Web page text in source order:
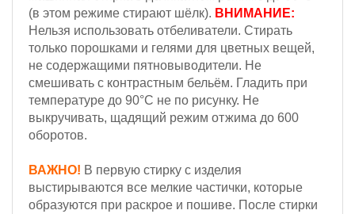
(в этом режиме стирают шёлк). ВНИМАНИЕ:
Нельзя использовать отбеливатели. Стирать
только порошками и гелями для цветных вещей,
не содержащими пятновыводители. Не
смешивать с контрастным бельём. Гладить при
температуре до 90°С не по рисунку. Не
выкручивать, щадящий режим отжима до 600
оборотов.
ВАЖНО! В первую стирку с изделия
выстирываются все мелкие частички, которые
образуются при раскрое и пошиве. После стирки